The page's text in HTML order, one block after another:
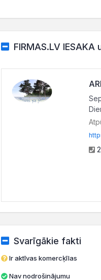
FIRMAS.LV
Svarīgākie fakti
Ir aktīvas komercķīlas
Nav nodrošinājumu